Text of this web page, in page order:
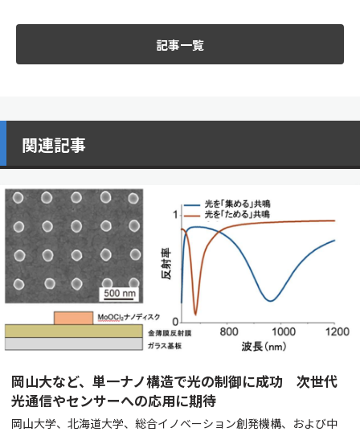
記事一覧
関連記事
岡山大など、単一ナノ構造で光の制御に成功 次世代
光通信やセンサーへの応用に期待
岡山大学、北海道大学、総合イノベーション創発機構、および中